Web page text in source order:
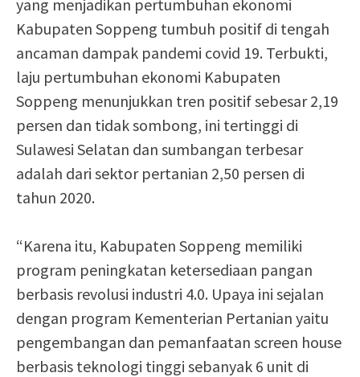
yang menjadikan pertumbuhan ekonomi
Kabupaten Soppeng tumbuh positif di tengah
ancaman dampak pandemi covid 19. Terbukti,
laju pertumbuhan ekonomi Kabupaten
Soppeng menunjukkan tren positif sebesar 2,19
persen dan tidak sombong, ini tertinggi di
Sulawesi Selatan dan sumbangan terbesar
adalah dari sektor pertanian 2,50 persen di
tahun 2020.
“Karena itu, Kabupaten Soppeng memiliki
program peningkatan ketersediaan pangan
berbasis revolusi industri 4.0. Upaya ini sejalan
dengan program Kementerian Pertanian yaitu
pengembangan dan pemanfaatan screen house
berbasis teknologi tinggi sebanyak 6 unit di